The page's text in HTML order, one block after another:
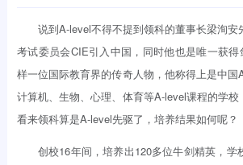
说到A-level不得不提到领科的董事长梁洵
考试委员会CIE引入中国，同时他也是唯一获
样一位国际教育界的传奇人物，他称得上是中
计算机、生物、心理、体育等A-level课程的学
看来领科算是A-level先驱了，培养结果如何呢？
创校16年间，培养出120多位牛剑精英，